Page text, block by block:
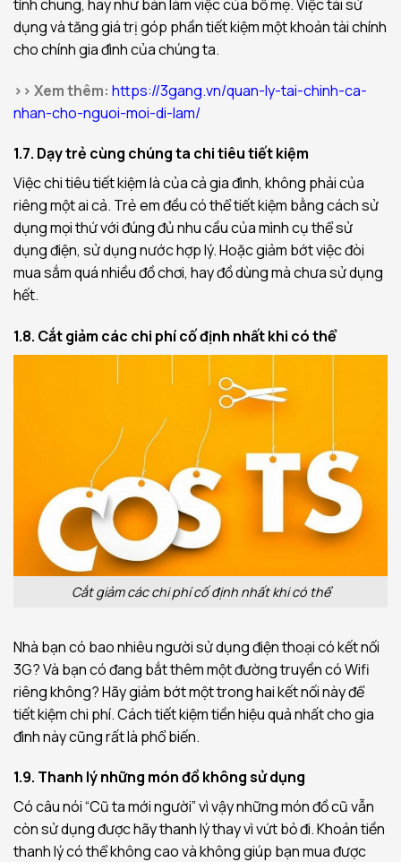
tính chung, hay như bàn làm việc của bố mẹ. Việc tái sử
dụng và tăng giá trị góp phần tiết kiệm một khoản tài chính
cho chính gia đình của chúng ta.
>> Xem thêm: https://3gang.vn/quan-ly-tai-chinh-ca-
nhan-cho-nguoi-moi-di-lam/
1.7. Dạy trẻ cùng chúng ta chi tiêu tiết kiệm
Việc chi tiêu tiết kiệm là của cả gia đình, không phải của
riêng một ai cả. Trẻ em đều có thể tiết kiệm bằng cách sử
dụng mọi thứ với đúng đủ nhu cầu của mình cụ thể sử
dụng điện, sử dụng nước hợp lý. Hoặc giảm bớt việc đòi
mua sắm quá nhiều đồ chơi, hay đồ dùng mà chưa sử dụng
hết.
1.8. Cắt giảm các chi phí cố định nhất khi có thể
Cắt giảm các chi phí cố định nhất khi có thể
Nhà bạn có bao nhiêu người sử dụng điện thoại có kết nối
3G? Và bạn có đang bắt thêm một đường truyền có Wifi
riêng không? Hãy giảm bớt một trong hai kết nối này để
tiết kiệm chi phí. Cách tiết kiệm tiền hiệu quả nhất cho gia
đình này cũng rất là phổ biến.
1.9. Thanh lý những món đồ không sử dụng
Có câu nói “Cũ ta mới người” vì vậy những món đồ cũ vẫn
còn sử dụng được hãy thanh lý thay vì vứt bỏ đi. Khoản tiền
thanh lý có thể không cao và không giúp bạn mua được